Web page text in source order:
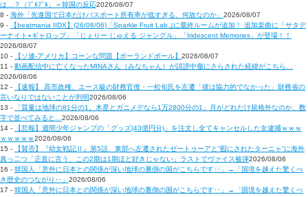
は…？（ﾌﾞﾙﾌﾞﾙ」＝韓国の反応2026/08/07
8 - 海外「先進国で日本だけパスポート所有率が低すぎる、何故なのか」 2026/08/07
9 -
【beatmania IIDX】(26/08/06)「Sparkle Fruit Lab.｣に最終ルームが追加！ 追加楽曲に「サタデ
ーナイト⭐︎ギャロップ」「じぇりー じゅえる ジャングル」「Iridescent Memories」が登場！！
2026/08/07
10 -
【ソ連-アメリカ】コーンな問題【ポーランドボール】 2026/08/07
11 - 動画配信中に亡くなったMINAさん（みなちゃん）が誹謗中傷にさらされた経緯がこちら…
2026/08/06
12 -
【速報】 高市政権、エース級の財務官僚・一松旬氏を左遷「彼は協力的でなかった」財務省の
言いなりではないことが判明2026/08/06
13 -
「質量は地球の81分の1。木星とガニメデなら1万2800分の1」月がどれだけ規格外なのか、数
字で並べてみると…2026/08/06
14 -
【悲報】週間少年ジャンプの「グッズ(43億円分)」を注文し全てキャンセルした女逮捕ｗｗｗ
ｗｗｗｗｗ2026/08/06
15 -
【賛否】『幼女戦記Ⅱ』第5話、東部へ左遷されたゼートゥーアと“囮にされたターニャ”に海外
真っ二つ「正直に言う、この2期は1期ほど好きじゃない」ラストでヴァイス被弾2026/08/06
16 - 韓国人「意外に日本との関係が深い地球の裏側の国がこちらです‥」→「国境を越えた驚くべ
き歴史のつながり‥」 2026/08/06
17 - 韓国人「意外に日本との関係が深い地球の裏側の国がこちらです‥」→「国境を越えた驚くべ